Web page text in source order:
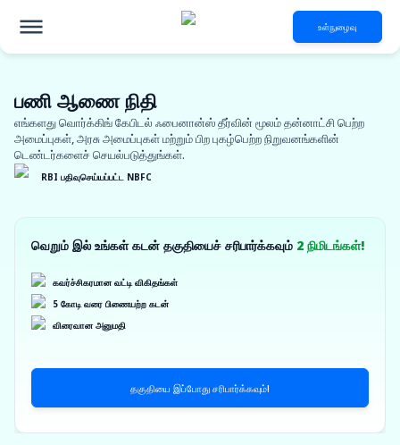
உள்நுழைவு
பணி ஆணை நிதி
எங்களது வொர்க்கிங் கேபிடல் ஃபைனான்ஸ் தீர்வின் மூலம் தன்னாட்சி பெற்ற
அமைப்புகள், அரசு அமைப்புகள் மற்றும் பிற புகழ்பெற்ற நிறுவனங்களின்
டெண்டர்களைச் செயல்படுத்துங்கள்.
RBI பதிவுசெய்யப்பட்ட NBFC
வெறும் இல் உங்கள் கடன் தகுதியைச் சரிபார்க்கவும் 2 நிமிடங்கள்!
கவர்ச்சிகரமான வட்டி விகிதங்கள்
5 கோடி வரை பிணையற்ற கடன்
விரைவான அனுமதி
தகுதியை இப்போது சரிபார்க்கவும்!